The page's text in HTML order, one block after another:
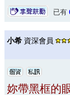
已有
小希 資深會員
妳帶黑框的